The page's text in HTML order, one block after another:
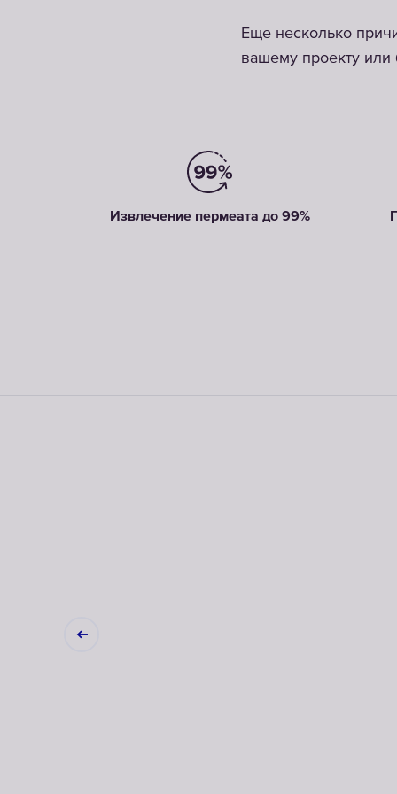
Еще несколько
вашему проекту или
Извлечение пермеата до 99%